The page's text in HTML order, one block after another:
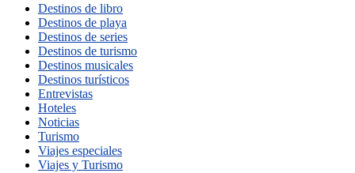
Destinos de libro
Destinos de playa
Destinos de series
Destinos de turismo
Destinos musicales
Destinos turísticos
Entrevistas
Hoteles
Noticias
Turismo
Viajes especiales
Viajes y Turismo